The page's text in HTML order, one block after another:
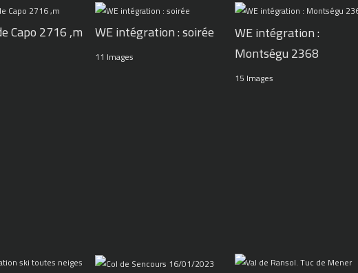
Capo 2716 ,m WE intégration : soirée
11 Images
WE intégration :
Montségu 2368
15 Images